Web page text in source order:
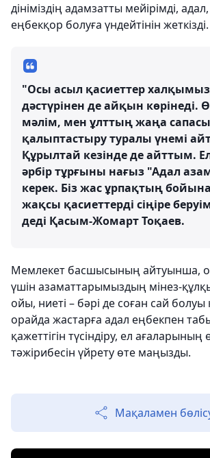
дініміздің адамзатты мейірімді,
еңбекқор болуға үндейтінін жеткізді.
"Осы асыл қасиеттер
дәстүрінен де айқын көрінеді.
мәлім, мен ұлттың жаңа
қалыптастыру туралы үнемі
Құрылтай кезінде де айттым.
әрбір тұрғыны нағыз "Адал
керек. Біз жас ұрпақтың
жақсы қасиеттерді сіңіре
деді Қасым-Жомарт Тоқаев.
Мемлекет басшысының айтуынша,
үшін азаматтарымыздың мінез-
ойы, ниеті – бәрі де соған сай болуы
орайда жастарға адал еңбекпен
қажеттігін түсіндіру, ел ағаларының
тәжірибесін үйрету өте маңызды.
Мақаламен